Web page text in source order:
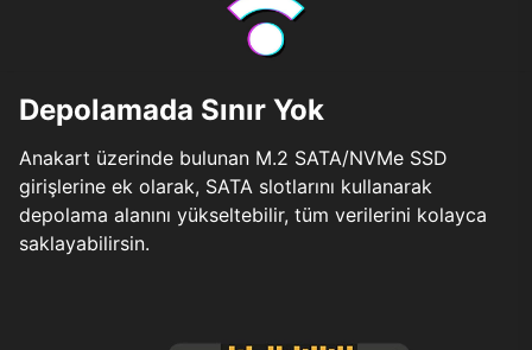
Depolamada Sınır Yok
Anakart üzerinde bulunan M.2 SATA/NVMe SSD
girişlerine ek olarak, SATA slotlarını kullanarak
depolama alanını yükseltebilir, tüm verilerini kolayca
saklayabilirsin.